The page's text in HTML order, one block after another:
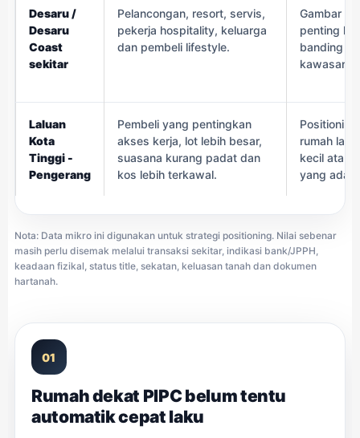
Desaru /
Desaru
Coast
sekitar
Pelancongan, resort, servis,
pekerja hospitality, keluarga
dan pembeli lifestyle.
Gambar
penting
banding
kawasan
Laluan
Kota
Tinggi -
Pengerang
Pembeli yang pentingkan
akses kerja, lot lebih besar,
suasana kurang padat dan
kos lebih terkawal.
rumah
kecil atau
yang ada
Nota: Data mikro ini digunakan untuk strategi positioning. Nilai sebenar
masih perlu disemak melalui transaksi sekitar, indikasi bank/JPPH,
keadaan fizikal, status title, sekatan, keluasan tanah dan dokumen
hartanah.
01
Rumah dekat PIPC belum tentu
automatik cepat laku